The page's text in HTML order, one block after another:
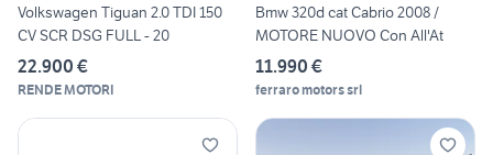
Volkswagen Tiguan 2.0 TDI 150
CV SCR DSG FULL - 20
22.900 €
RENDE MOTORI
Bmw 320d cat Cabrio 2008 /
MOTORE NUOVO Con All'At
11.990 €
ferraro motors srl